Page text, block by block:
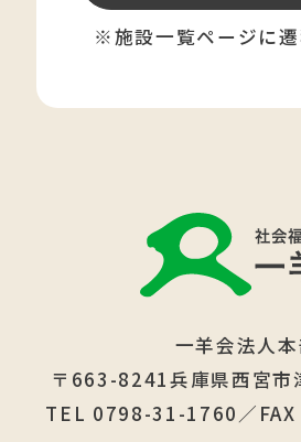
※施設一覧ページに遷
一羊会法人本
〒663-8241兵庫県西宮市
TEL 0798-31-1760／